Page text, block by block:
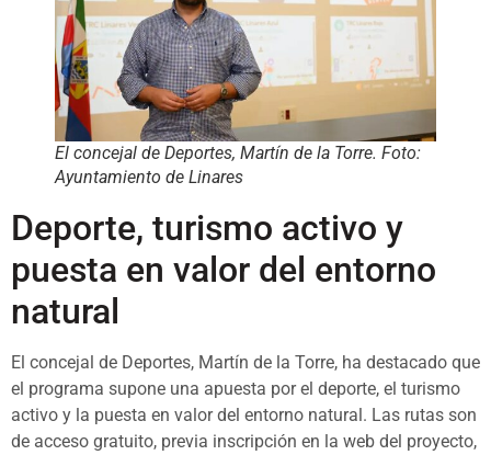
El concejal de Deportes, Martín de la Torre. Foto:
Ayuntamiento de Linares
Deporte, turismo activo y
puesta en valor del entorno
natural
El concejal de Deportes, Martín de la Torre, ha destacado que
el programa supone una apuesta por el deporte, el turismo
activo y la puesta en valor del entorno natural. Las rutas son
de acceso gratuito, previa inscripción en la web del proyecto,